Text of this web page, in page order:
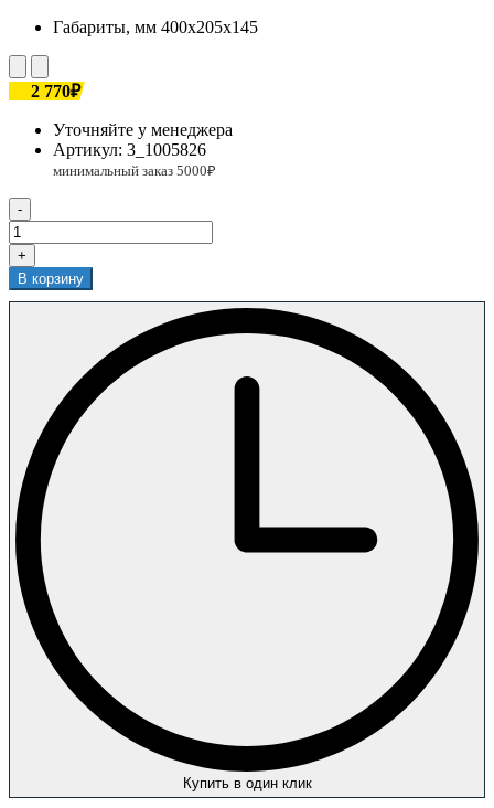
Габариты, мм 400x205x145
2 770₽
Уточняйте у менеджера
Артикул: 3_1005826
-
+
В корзину
Купить в один клик